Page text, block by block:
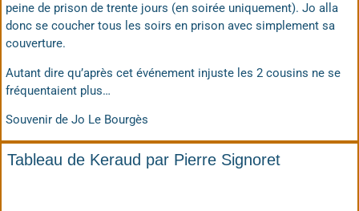
peine de prison de trente jours (en soirée uniquement). Jo alla
donc se coucher tous les soirs en prison avec simplement sa
couverture.
Autant dire qu’après cet événement injuste les 2 cousins ne se
fréquentaient plus…
Souvenir de Jo Le Bourgès
Tableau de Keraud par Pierre Signoret